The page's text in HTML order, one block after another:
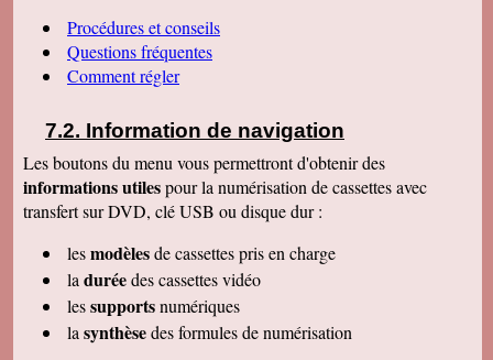
Procédures et conseils
Questions fréquentes
Comment régler
Information de navigation
Les boutons du menu vous permettront d'obtenir des
informations utilespour la numérisation de cassettes avec
transfert sur DVD, clé USB ou disque dur :
lesmodèlesde cassettes pris en charge
la duréedes cassettes vidéo
lessupportsnumériques
la synthèsedes formules de numérisation